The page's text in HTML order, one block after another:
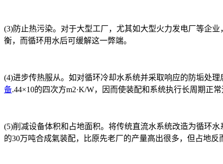
(3)防止热污染。对于大型工厂，尤其如大型火力发电厂等企
衡，而循环用水后可缓解这一弊端。
(4)进步传热服从。如对循环冷却水系统并采取响应的防垢处
备.44×10的四次方m2·K/W，因而使装配和系统执行长周期正
(5)削减设备体积和占地面积。将传统直流水系统改造为循环
的30万吨合成氣装配，比原先老厂的产量高出很多，但占地反